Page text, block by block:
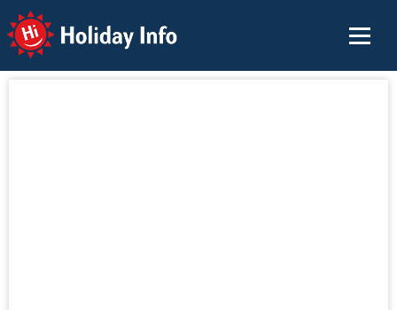
Holiday Info